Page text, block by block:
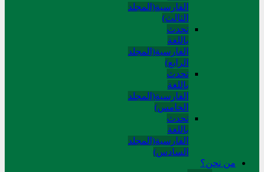
الفارسية(المجلد
الثالث)
تحدث
باللغة
الفارسية(المجلد
الرابع)
تحدث
باللغة
الفارسية(المجلد
الخامس)
تحدث
باللغة
الفارسية(المجلد
السادس)
من نحن؟